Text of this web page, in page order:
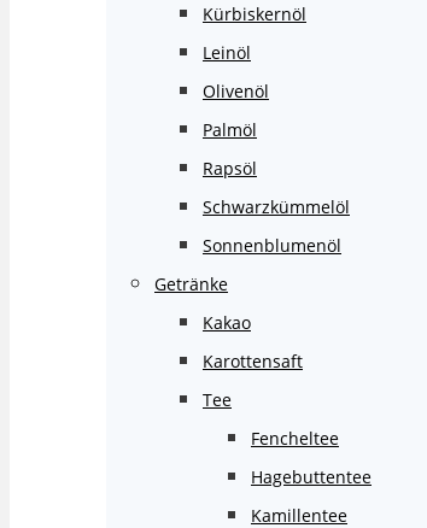
Kürbiskernöl
Leinöl
Olivenöl
Palmöl
Rapsöl
Schwarzkümmelöl
Sonnenblumenöl
Getränke
Kakao
Karottensaft
Tee
Fencheltee
Hagebuttentee
Kamillentee